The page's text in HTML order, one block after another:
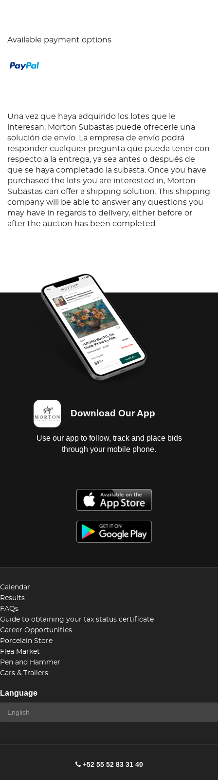
Available payment options
Una vez que haya adquirido los lotes que le
interesan, Morton Subastas puede ofrecerle una
solución de envío. La empresa de envío podrá
responder cualquier pregunta que pueda tener con
respecto a la entrega, ya sea antes o después de
que se haya completado la subasta. Once you have
purchased the lots you are interested in, Morton
Subastas can offer a shipping solution. This shipping
company will be able to answer any questions you
may have in regards to delivery, either before or
after the auction has been completed.
Download Our App
Use our app to follow, track and place bids
through your mobile phone.
Calendar
Results
FAQs
Guide to obtaining your tax status certificate
Career Opportunities
Porcelain Store
Flea Market
Pen and Hammer
Cars & Trailers
Language
+52 55 52 83 31 40